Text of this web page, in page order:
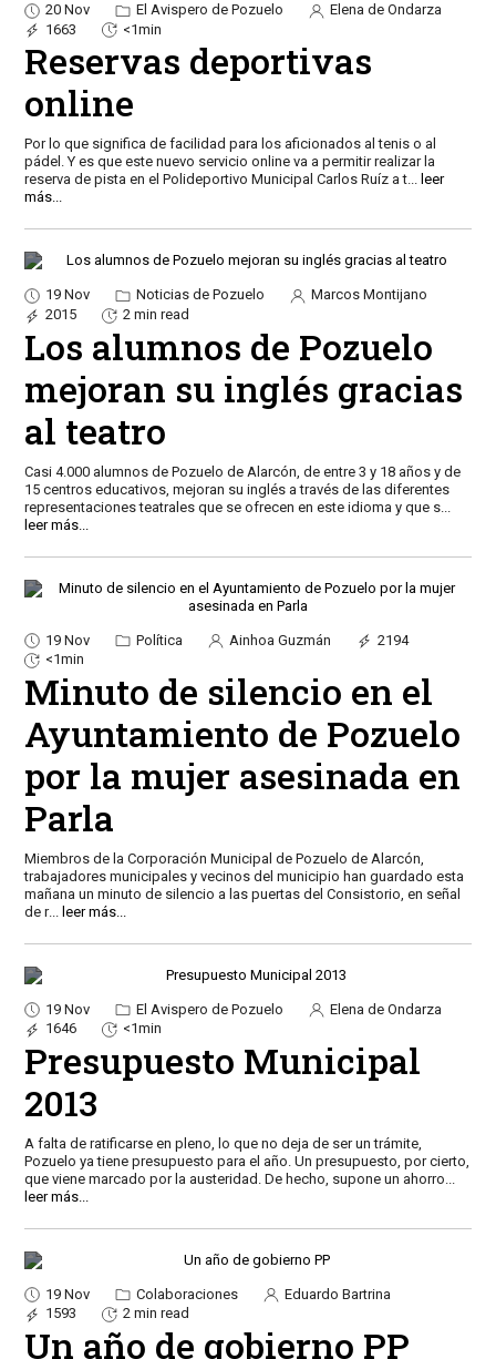
20 Nov El Avispero de Pozuelo
Elena de Ondarza
1663
<1min
Reservas deportivas
online
Por lo que significa de facilidad para los aficionados al tenis o al
pádel. Y es que este nuevo servicio online va a permitir realizar la
reserva de pista en el Polideportivo Municipal Carlos Ruíz a t... leer
más...
19 Nov Noticias de Pozuelo
Marcos Montijano
2015
2 min read
Los alumnos de Pozuelo
mejoran su inglés gracias
al teatro
Casi 4.000 alumnos de Pozuelo de Alarcón, de entre 3 y 18 años y de
15 centros educativos, mejoran su inglés a través de las diferentes
representaciones teatrales que se ofrecen en este idioma y que s...
leer más...
19 Nov Política Ainhoa Guzmán
2194
<1min
Minuto de silencio en el
Ayuntamiento de Pozuelo
por la mujer asesinada en
Parla
Miembros de la Corporación Municipal de Pozuelo de Alarcón,
trabajadores municipales y vecinos del municipio han guardado esta
mañana un minuto de silencio a las puertas del Consistorio, en señal
de r... leer más...
19 Nov El Avispero de Pozuelo
Elena de Ondarza
1646
<1min
Presupuesto Municipal
2013
A falta de ratificarse en pleno, lo que no deja de ser un trámite,
Pozuelo ya tiene presupuesto para el año. Un presupuesto, por cierto,
que viene marcado por la austeridad. De hecho, supone un ahorro
leer más...
19 Nov Colaboraciones
Eduardo Bartrina
1593
2 min read
Un año de gobierno PP